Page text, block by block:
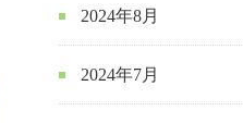
2024年8月
2024年7月